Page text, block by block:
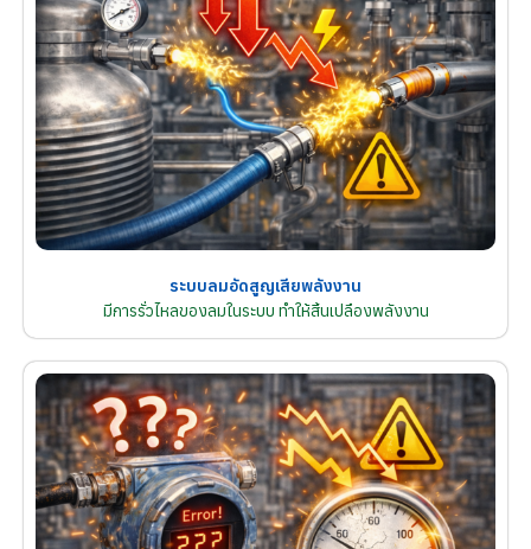
ระบบลมอัดสูญเสียพลังงาน
มีการรั่วไหลของลมในระบบ ทำให้สิ้นเปลืองพลังงาน